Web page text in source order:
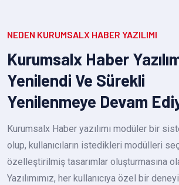
NEDEN KURUMSALX HABER YAZILIMI
Kurumsalx Haber
Yenilendi Ve Sürekli
Yenilenmeye Devam
Kurumsalx Haber yazılımı modüler bir
olup, kullanıcıların istedikleri modülleri
özelleştirilmiş tasarımlar oluşturmasına
Yazılımımız, her kullanıcıya özel bir